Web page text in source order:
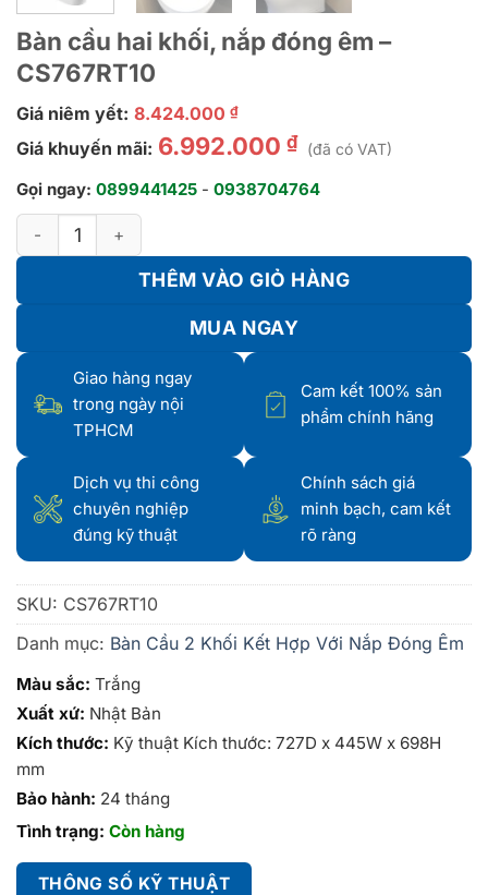
Bàn cầu hai khối, nắp đóng êm –
CS767RT10
Giá niêm yết: 8.424.000 ₫
Giá khuyến mãi: 6.992.000 ₫ (đã có VAT)
Gọi ngay: 0899441425 - 0938704764
Bàn cầu hai khối, nắp đóng êm - CS767RT10 số lượng
THÊM VÀO GIỎ HÀNG
MUA NGAY
Giao hàng ngay
trong ngày nội
TPHCM
Cam kết 100% sản
phẩm chính hãng
Dịch vụ thi công
chuyên nghiệp
đúng kỹ thuật
Chính sách giá
minh bạch, cam kết
rõ ràng
SKU: CS767RT10
Danh mục: Bàn Cầu 2 Khối Kết Hợp Với Nắp Đóng Êm
Màu sắc: Trắng
Xuất xứ: Nhật Bản
Kích thước: Kỹ thuật Kích thước: 727D x 445W x 698H
mm
Bảo hành: 24 tháng
Tình trạng: Còn hàng
THÔNG SỐ KỸ THUẬT